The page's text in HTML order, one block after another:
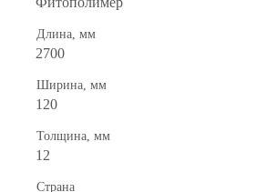
Длина, мм
2700
Ширина, мм
120
Толщина, мм
12
Страна